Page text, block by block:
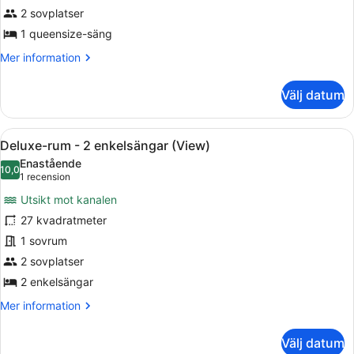
-
1
queensize-
2 sovplatser
1 queensize-säng
Mer information
Mer
rum
1
queensize-
säng
Välj datum
Öppna
alla
foton
Deluxe-
rum
-
2
enkelsängar
(View)
Ett modernt vardagsrum med en
6
Deluxe-rum - 2 enkelsängar (View)
10,010,0 av 10
Enastående
1 recension
(1 recension)
Utsikt mot kanalen
27 kvadratmeter
1 sovrum
2 sovplatser
2 enkelsängar
Mer information
Mer
Välj datum